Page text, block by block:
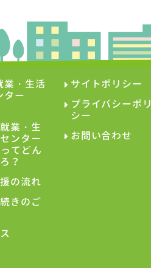
業・生活
ター
業・生
ンター
てどん
？
の流れ
きのご
サイトポリシー
プライバシーポリ
シー
お問い合わせ